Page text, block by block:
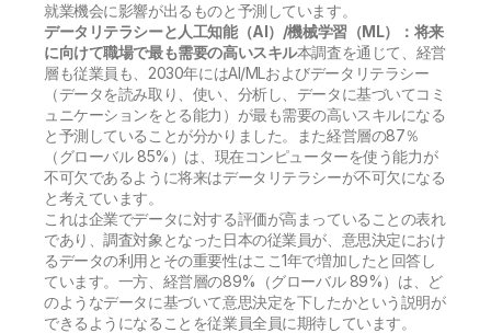
就業機会に影響が出るものと予測しています。
データリテラシーと人工知能（AI）/機械学習（ML）：将来
に向けて職場で最も需要の高いスキル本調査を通じて、経営
層も従業員も、2030年にはAI/MLおよびデータリテラシー
（データを読み取り、使い、分析し、データに基づいてコミ
ュニケーションをとる能力）が最も需要の高いスキルになる
と予測していることが分かりました。また経営層の87％
（グローバル 85%）は、現在コンピューターを使う能力が
不可欠であるように将来はデータリテラシーが不可欠になる
と考えています。
これは企業でデータに対する評価が高まっていることの表れ
であり、調査対象となった日本の従業員が、意思決定におけ
るデータの利用とその重要性はここ1年で増加したと回答し
ています。一方、経営層の89%（グローバル 89%）は、ど
のようなデータに基づいて意思決定を下したかという説明が
できるようになることを従業員全員に期待しています。